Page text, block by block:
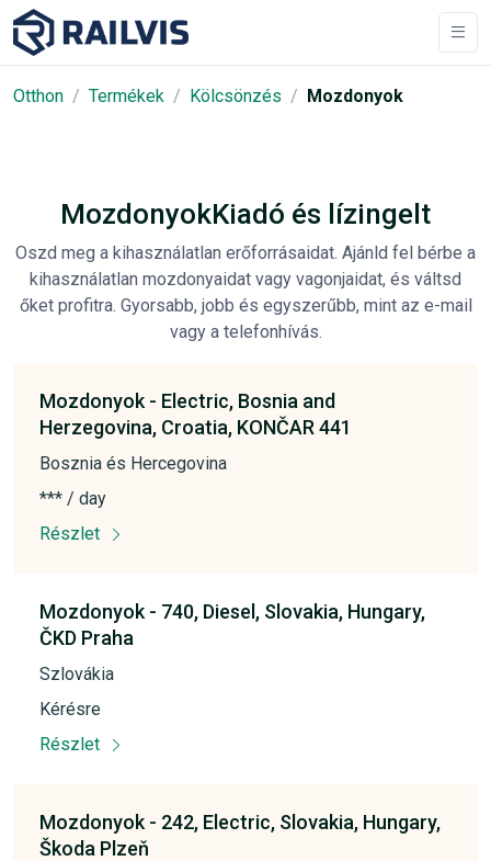
Otthon Termékek Kölcsönzés Mozdonyok
MozdonyokKiadó és lízingelt
Oszd meg a kihasználatlan erőforrásaidat. Ajánld fel bérbe a
kihasználatlan mozdonyaidat vagy vagonjaidat, és váltsd
őket profitra. Gyorsabb, jobb és egyszerűbb, mint az e-mail
vagy a telefonhívás.
Mozdonyok - Electric, Bosnia and
Herzegovina, Croatia, KONČAR 441
Bosznia és Hercegovina
*** / day
Részlet
Mozdonyok - 740, Diesel, Slovakia, Hungary,
ČKD Praha
Szlovákia
Kérésre
Részlet
Mozdonyok - 242, Electric, Slovakia, Hungary,
Škoda Plzeň